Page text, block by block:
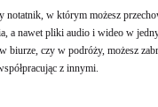
w którym możesz
a nawet pliki audio i wideo w
biurze, czy w podróży, możesz
z innymi.